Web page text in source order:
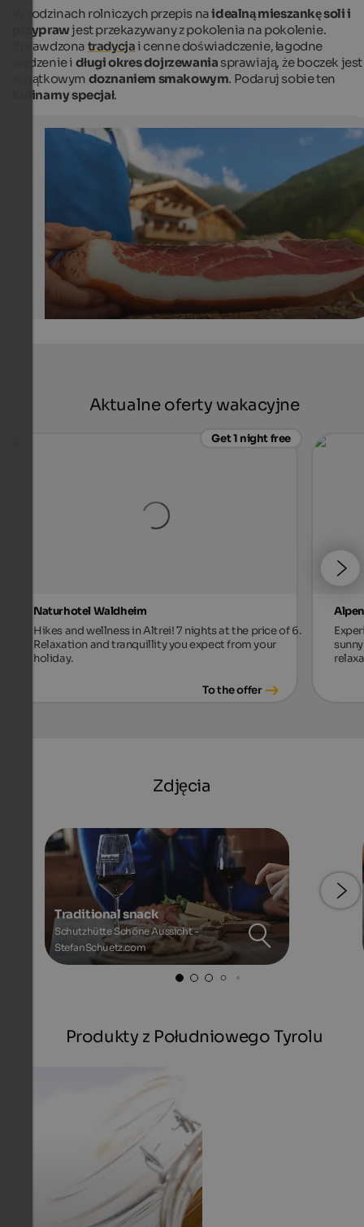
Speck - Red Rooster
South Tyrolean bacon is a must at every traditional
W rodzinach rolniczych przepis naidealną mieszankę soli i
przyprawjest przekazywany z pokolenia na pokolenie.
Sprawdzona tradycjai cenne doświadczenie, łagodne
wędzenie i długi okres dojrzewania sprawiają, że boczek jest
wyjątkowym doznaniem smakowym. Podaruj sobie ten
kulinarny specjał.
Aktualne oferty wakacyjne
Get 1 night free
Naturhotel Waldheim
Hikes and wellness in Altrei! 7 nights at the price of 6.
Relaxation and tranquillity you expect from your
holiday.
To the offer
Zdjęcia
Traditional snack
Schutzhütte Schöne Aussicht -
StefanSchuetz.com
Produkty z Południowego Tyrolu